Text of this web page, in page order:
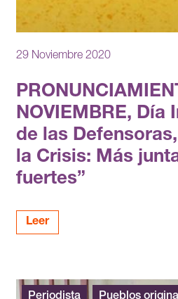
29 Noviembre 2020
NOVIEMBRE, Día
de las
la Crisis: Más
fuertes”
Leer